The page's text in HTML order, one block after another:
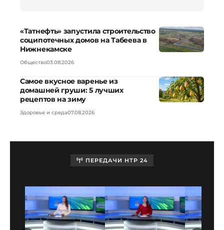
«Татнефть» запустила строительство
соципотечных домов на Табеева в
Нижнекамске
Общество03.08.2026
Самое вкусное варенье из
домашней груши: 5 лучших
рецептов на зиму
Здоровье и среда07.08.2026
ПЕРЕДАЧИ НТР 24